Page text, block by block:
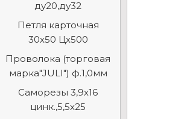
ду20,ду32
Петля карточная
30х50 Цх500
Проволока (торговая
марка"JULI") ф.1,0мм
Саморезы 3,9х16
цинк.,5,5х25